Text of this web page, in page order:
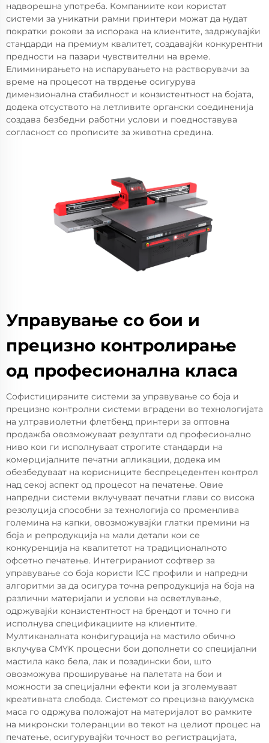
надворешна употреба. Компаниите кои користат
системи за уникатни рамни принтери можат да нудат
пократки рокови за испорака на клиентите, задржувајќи
стандарди на премиум квалитет, создавајќи конкурентни
предности на пазари чувствителни на време.
Елиминирањето на испарувањето на растворувачи за
време на процесот на тврдење осигурува
димензионална стабилност и конзистентност на бојата,
додека отсуството на летливите органски соединенија
создава безбедни работни услови и поедноставува
согласност со прописите за животна средина.
Управување со бои и
прецизно контролирање
од професионална класа
Софистицираните системи за управување со боја и
прецизно контролни системи вградени во технологијата
на ултравиолетни флетбенд принтери за оптовна
продажба овозможуваат резултати од професионално
ниво кои ги исполнуваат строгите стандарди на
комерцијалните печатни апликации, додека им
обезбедуваат на корисниците беспрецедентен контрол
над секој аспект од процесот на печатење. Овие
напредни системи вклучуваат печатни глави со висока
резолуција способни за технологија со променлива
големина на капки, овозможувајќи глатки премини на
боја и репродукција на мали детали кои се
конкуренција на квалитетот на традиционалното
офсетно печатење. Интегрираниот софтвер за
управување со боја користи ICC профили и напредни
алгоритми за да осигура точна репродукција на боја на
различни материјали и услови на осветлување,
одржувајќи конзистентност на брендот и точно ги
исполнува спецификациите на клиентите.
Мултиканалната конфигурација на мастило обично
вклучува CMYK процесни бои дополнети со специјални
мастила како бела, лак и позадински бои, што
овозможува проширување на палетата на бои и
можности за специјални ефекти кои ја зголемуваат
креативната слобода. Системот со прецизна вакуумска
маса го одржува положајот на материјалот во рамките
на микронски толеранции во текот на целиот процес на
печатење, осигурувајќи точност во регистрацијата,